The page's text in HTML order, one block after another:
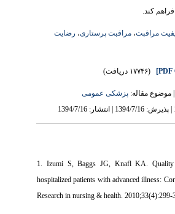
کند.
مراقبت،مراقبت پرستاری،رضایت
(۱۷۷۴۶ دریافت)
مقاله:پزشکی عمومى
1. Izumi S, Baggs JG, Knafl KA.
hospitalized patients with advanced illness:
Research in nursing & health.